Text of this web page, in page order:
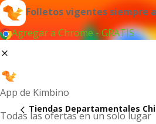
Folletos vigentes siempre
Agregar a Chrome - GRATIS
App de Kimbino
Todas las ofertas en un solo lugar
Tiendas Departamentales